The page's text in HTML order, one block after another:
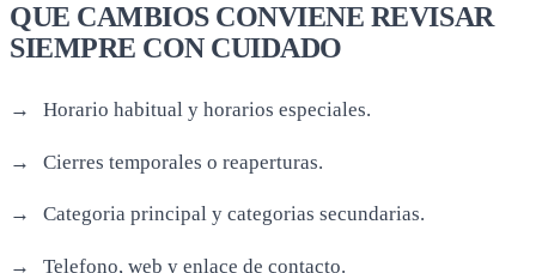
QUE CAMBIOS CONVIENE REVISAR
SIEMPRE CON CUIDADO
Horario habitual y horarios especiales.
Cierres temporales o reaperturas.
Categoria principal y categorias secundarias.
Telefono, web y enlace de contacto.